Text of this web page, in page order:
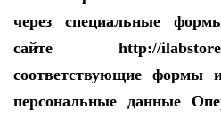
через специальные
сайте http://
соответствующие формы
персональные данные